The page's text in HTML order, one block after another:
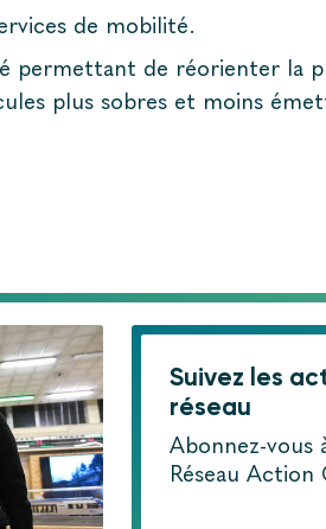
de mobilité.
permettant de réorienter la
plus sobres et moins
Suivez les
réseau
Abonnez-vous
Réseau Action